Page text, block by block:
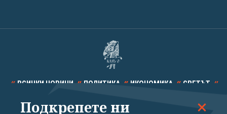
ВСИЧКИ НОВИНИ ПОЛИТИКА ИКОНОМИКА СВЕТЪТ
СПОРТ КУЛТУРА ТЕХНОЛОГИИ КАЛЕЙДОСКОП
Подкрепете ни